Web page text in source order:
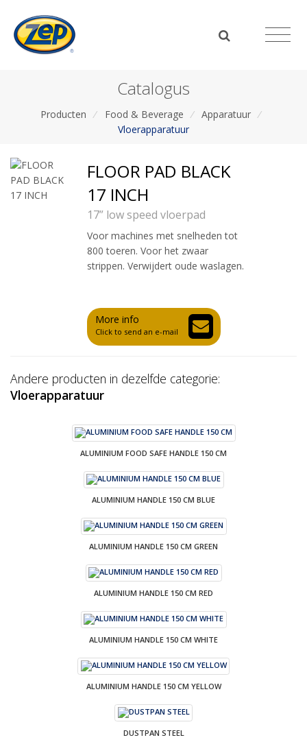
Catalogus
Producten / Food & Beverage / Apparatuur /
Vloerapparatuur
FLOOR PAD BLACK
17 INCH
17” low speed vloerpad
Voor machines met snelheden tot
800 toeren. Voor het zwaar
strippen. Verwijdert oude waslagen.
More info
Click to send an e-mail
Andere producten in dezelfde categorie:
Vloerapparatuur
ALUMINIUM FOOD SAFE HANDLE 150 CM
ALUMINIUM HANDLE 150 CM BLUE
ALUMINIUM HANDLE 150 CM GREEN
ALUMINIUM HANDLE 150 CM RED
ALUMINIUM HANDLE 150 CM WHITE
ALUMINIUM HANDLE 150 CM YELLOW
DUSTPAN STEEL